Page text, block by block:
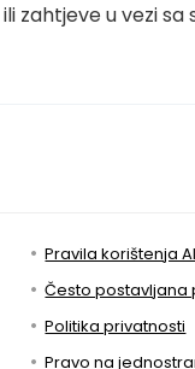
zahtjeve u vezi
Pravila korištenja
Često postavljana
Politika privatnosti
Pravo na